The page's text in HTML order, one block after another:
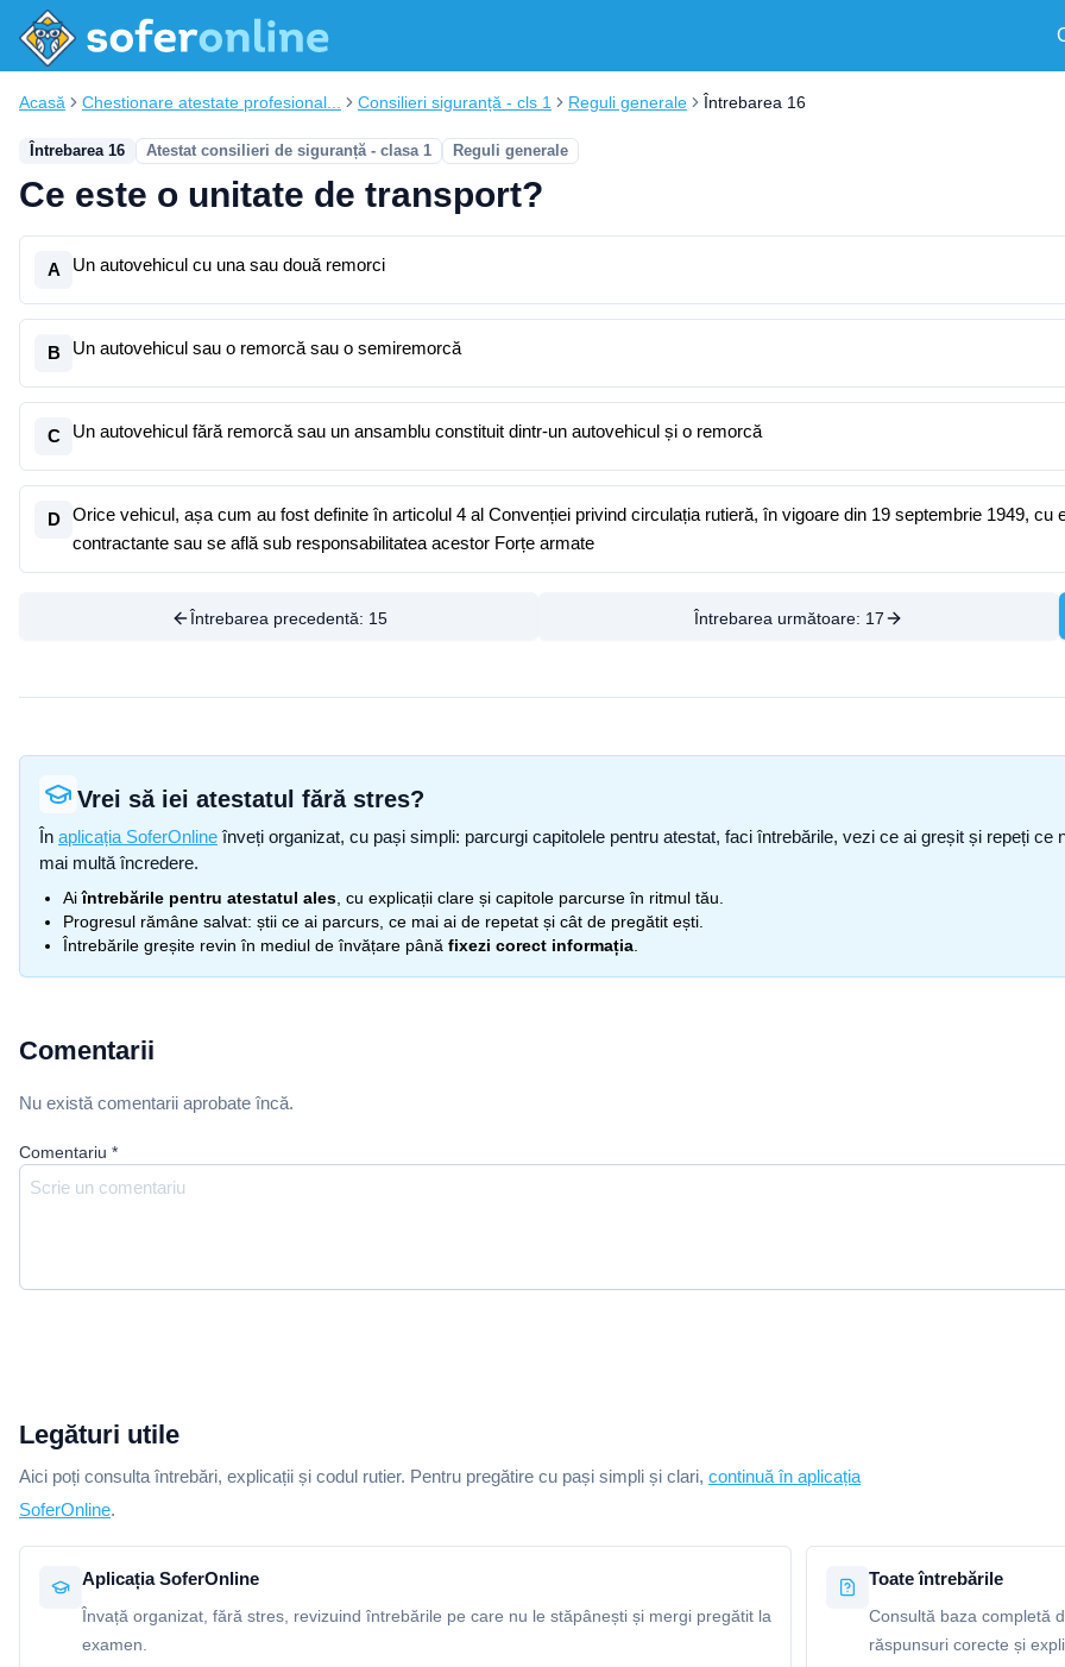
Acasă Chestionare atestate profesional... Consilieri siguranță - cls 1 Reguli generale Întrebarea 16
Întrebarea 16 Atestat consilieri de siguranță - clasa 1 Reguli generale
Ce este o unitate de transport?
A Un autovehicul cu una sau două remorci
B Un autovehicul sau o remorcă sau o semiremorcă
C Un autovehicul fără remorcă sau un ansamblu constituit dintr-un autovehicul și o remorcă
D
Orice vehicul, așa cum au fost definite în articolul 4 al Convenției privind circulația rutieră, în vigoare din 19 septembrie 1949,
contractante sau se află sub responsabilitatea acestor Forțe armate
Întrebarea precedentă: 15 Întrebarea următoare: 17
Vrei să iei atestatul fără stres?
În aplicația SoferOnline înveți organizat, cu pași simpli: parcurgi capitolele pentru atestat, faci întrebările, vezi ce ai greșit și repeți
mai multă încredere.
Aiîntrebările pentru atestatul ales , cu explicații clare și capitole parcurse în ritmul tău.
Progresul rămâne salvat: știi ce ai parcurs, ce mai ai de repetat și cât de pregătit ești.
Întrebările greșite revin în mediul de învățare până fixezi corect informația
Comentarii
Nu există comentarii aprobate încă.
Comentariu *
Legături utile
Aici poți consulta întrebări, explicații și codul rutier. Pentru pregătire cu pași simpli și clari, continuă în aplicația
SoferOnline.
Aplicația SoferOnline
Învață organizat, fără stres, revizuind întrebările pe care nu le stăpânești și mergi pregătit la
examen.
Toate întrebările
Consultă baza completă
răspunsuri corecte și